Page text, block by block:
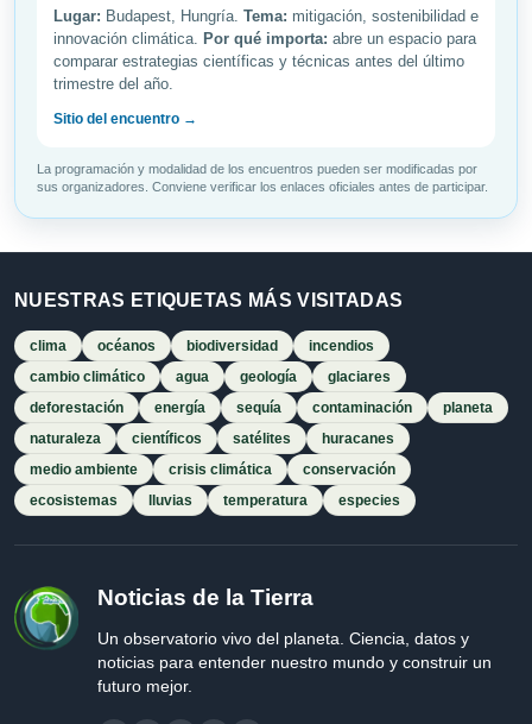
Lugar: Budapest, Hungría. Tema: mitigación, sostenibilidad e
innovación climática. Por qué importa: abre un espacio para
comparar estrategias científicas y técnicas antes del último
trimestre del año.
Sitio del encuentro →
La programación y modalidad de los encuentros pueden ser modificadas por
sus organizadores. Conviene verificar los enlaces oficiales antes de participar.
NUESTRAS ETIQUETAS MÁS VISITADAS
clima océanos biodiversidad
incendios
cambio climático
agua geología
glaciares
deforestación
energía sequía contaminación
planeta
naturaleza
científicos satélites
huracanes
medio ambiente
crisis climática
conservación
ecosistemas
lluvias temperatura especies
Noticias de la Tierra
Un observatorio vivo del planeta. Ciencia, datos y
noticias para entender nuestro mundo y construir un
futuro mejor.